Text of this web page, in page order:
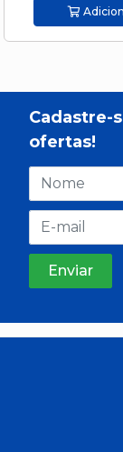
Cadastre-
ofertas!